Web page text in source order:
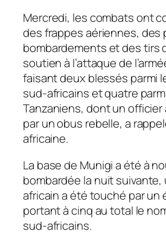
Mercredi, les combats ont
des frappes aériennes, des
bombardements et des tirs
soutien à l’attaque de
faisant deux blessés parmi
sud-africains et quatre
Tanzaniens, dont un
par un obus rebelle, a
africaine.
La base de Munigi a été à
bombardée la nuit
africain a été touché par un
portant à cinq au total le
sud-africains.